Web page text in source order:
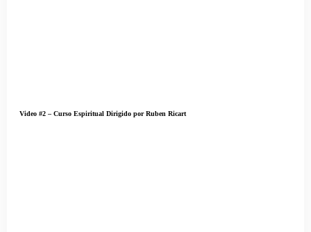
Video #2 – Curso Espiritual Dirigido por Ruben Ricart